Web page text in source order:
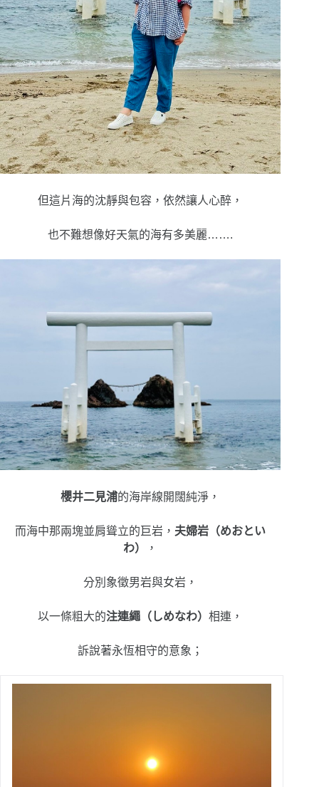
但這片海的沈靜與包容，依然讓人心醉，
也不難想像好天氣的海有多美麗…….
櫻井二見浦的海岸線開闊純淨，
而海中那兩塊並肩聳立的巨岩， 夫婦岩（めおとい
わ）
，
分別象徵男岩與女岩，
以一條粗大的注連繩（しめなわ）相連，
訴說著永恆相守的意象；